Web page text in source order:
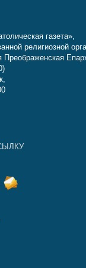
газета»,
религиозной
Преображенская